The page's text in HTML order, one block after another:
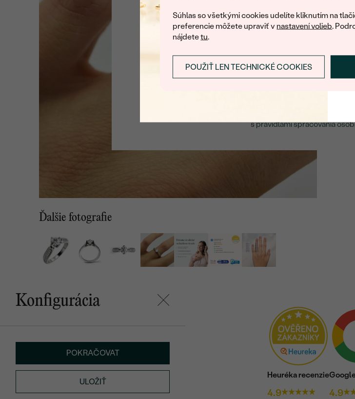
Súhlas so všetkými cookies udelíte kliknutím na
preferencie môžete upraviť v nastavení volieb.
nájdetetu.
POUŽIŤ LEN TECHNICKÉ COOKIES
Ďalšie fotografie
Konfigurácia
POKRAČOVAT
ULOŽIŤ
Heuréka recenzie
4.9 4.9
U nás na vás stále čaká množstvo podobných produktov.
šperku, nechajte nám
ZASLAŤ UPOZORNENIE
spravidlami spracovania